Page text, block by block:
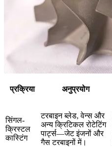
प्रक्रिया अनुप्रयोग
सिंगल-
क्रिस्टल
कास्टिंग
टरबाइन ब्लेड, वेन्स और
अन्य क्रिटिकल रोटेटिंग
पार्ट्स—जेट इंजनों और
गैस टरबाइनों में।